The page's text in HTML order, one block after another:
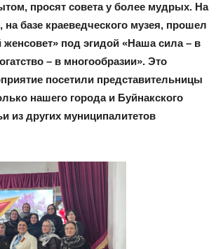
просят совета у более мудрых. На
на базе краеведческого музея, прошел
под эгидой «Наша сила – в
– в многообразии». Это
посетили представительницы
нашего города и Буйнакского
из других муниципалитетов